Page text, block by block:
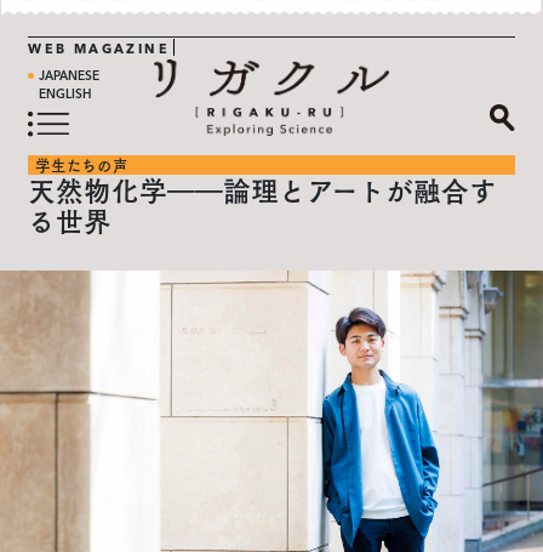
WEB MAGAZINE
JAPANESE
ENGLISH
学生たちの声
天然物化学――論理とアートが融合す
る世界